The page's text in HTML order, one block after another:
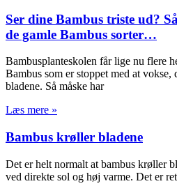
Ser dine Bambus triste ud?
de gamle Bambus sorter…
Bambusplanteskolen får lige nu flere
Bambus som er stoppet med at vokse,
bladene. Så måske har
Læs mere »
Bambus krøller bladene
Det er helt normalt at bambus krøller
ved direkte sol og høj varme. Det er